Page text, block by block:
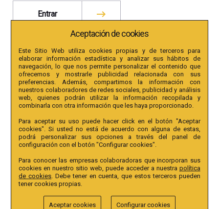
Entrar
¿Se ha olvidado de su contraseña?
/REGISTRO NUEVO CLIENTE
Aceptación de cookies
Este Sitio Web utiliza cookies propias y de terceros para
elaborar información estadística y analizar sus hábitos de
navegación, lo que nos permite personalizar el contenido que
ofrecemos y mostrarle publicidad relacionada con sus
preferencias. Además, compartimos la información con
nuestros colaboradores de redes sociales, publicidad y análisis
web, quienes podrán utilizar la información recopilada y
combinarla con otra información que les haya proporcionado.
Para aceptar su uso puede hacer click en el botón "Aceptar
cookies". Si usted no está de acuerdo con alguna de estas,
podrá personalizar sus opciones a través del panel de
configuración con el botón "Configurar cookies".
Para conocer las empresas colaboradoras que incorporan sus
cookies en nuestro sitio web, puede acceder a nuestra política
de cookies . Debe tener en cuenta, que estos terceros pueden
tener cookies propias.
Aceptar cookies Configurar cookies